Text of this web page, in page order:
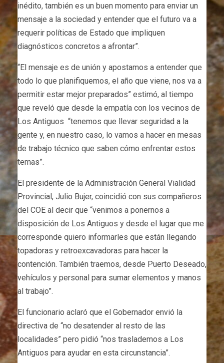
inédito, también es un buen momento para enviar un
mensaje a la sociedad y entender que el futuro va a
requerir políticas de Estado que impliquen
diagnósticos concretos a afrontar”.
“El mensaje es de unión y apostamos a entender que
todo lo que planifiquemos, el año que viene, nos va a
permitir estar mejor preparados” estimó, al tiempo
que reveló que desde la empatía con los vecinos de
Los Antiguos “tenemos que llevar seguridad a la
gente y, en nuestro caso, lo vamos a hacer en mesas
de trabajo técnico que saben cómo enfrentar estos
temas”.
El presidente de la Administración General Vialidad
Provincial, Julio Bujer, coincidió con sus compañeros
del COE al decir que “venimos a ponernos a
disposición de Los Antiguos y desde el lugar que me
corresponde quiero informarles que están llegando
topadoras y retroexcavadoras para hacer la
contención. También traemos, desde Puerto Deseado,
vehículos y personal para sumar elementos y manos
al trabajo”.
El funcionario aclaró que el Gobernador envió la
directiva de “no desatender al resto de las
localidades” pero pidió “nos traslademos a Los
Antiguos para ayudar en esta circunstancia”.